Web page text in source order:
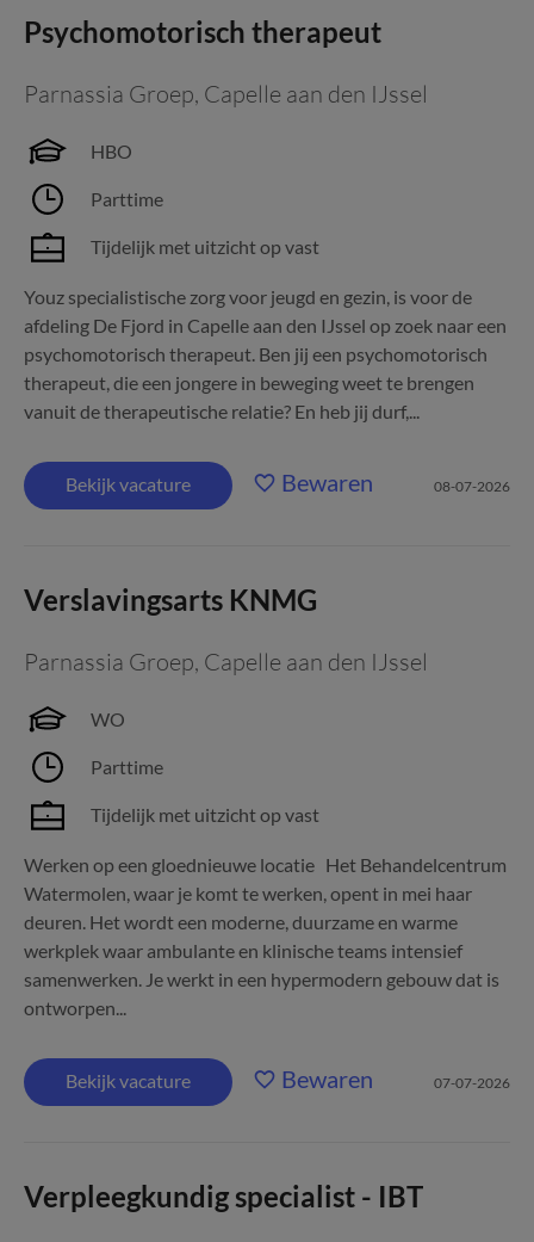
Psychomotorisch therapeut
Parnassia Groep, Capelle aan den IJssel
HBO
Parttime
Tijdelijk met uitzicht op vast
Youz specialistische zorg voor jeugd en gezin, is voor de
afdeling De Fjord in Capelle aan den IJssel op zoek naar een
psychomotorisch therapeut. Ben jij een psychomotorisch
therapeut, die een jongere in beweging weet te brengen
vanuit de therapeutische relatie? En heb jij durf,...
Bekijk vacature Bewaren 08-07-2026
Verslavingsarts KNMG
Parnassia Groep, Capelle aan den IJssel
WO
Parttime
Tijdelijk met uitzicht op vast
Werken op een gloednieuwe locatie Het Behandelcentrum
Watermolen, waar je komt te werken, opent in mei haar
deuren. Het wordt een moderne, duurzame en warme
werkplek waar ambulante en klinische teams intensief
samenwerken. Je werkt in een hypermodern gebouw dat is
ontworpen...
Bekijk vacature Bewaren 07-07-2026
Verpleegkundig specialist - IBT